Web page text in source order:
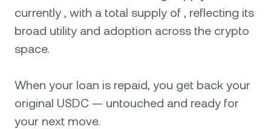
currently , with a total supply of , reflecting its
broad utility and adoption across the crypto
space.
When your loan is repaid, you get back your
original USDC — untouched and ready for
your next move.